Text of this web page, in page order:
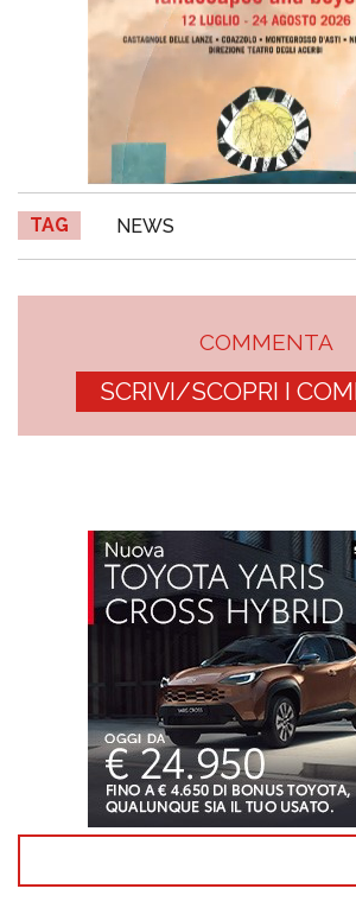
TAG NEWS
COMMENTA
SCRIVI/SCOPRI I